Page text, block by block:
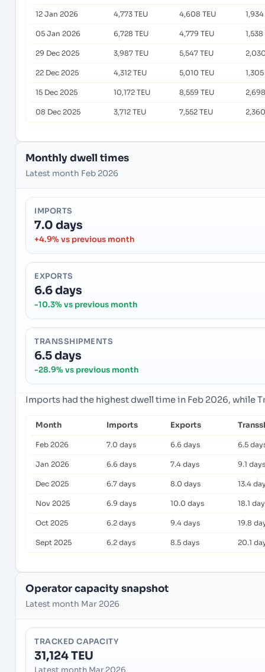
12 Jan 2026 4,773 TEU 4,608 TEU 1,934
05 Jan 2026 6,728 TEU 4,779 TEU 1,538
29 Dec 2025 3,987 TEU 5,547 TEU
22 Dec 2025 4,312 TEU 5,010 TEU 1,305
15 Dec 2025 10,172 TEU 8,559 TEU
08 Dec 2025 3,712 TEU 7,552 TEU
Monthly dwell times
Latest month Feb 2026
IMPORTS
7.0 days
+4.9% vs previous month
EXPORTS
6.6 days
-10.3% vs previous month
TRANSSHIPMENTS
6.5 days
-28.9% vs previous month
Imports had the highest dwell time in Feb 2026, while
Month Imports Exports
Feb 2026 7.0 days 6.6 days 6.5
Jan 2026 6.6 days 7.4 days 9.1 days
Dec 2025 6.7 days 8.0 days 13.4
Nov 2025 6.9 days 10.0 days 18.1
Oct 2025 6.2 days 9.4 days 19.8
Sept 2025 6.2 days 8.5 days 20.1
Operator capacity snapshot
Latest month Mar 2026
TRACKED CAPACITY
31,124 TEU
Latest month Mar 2026